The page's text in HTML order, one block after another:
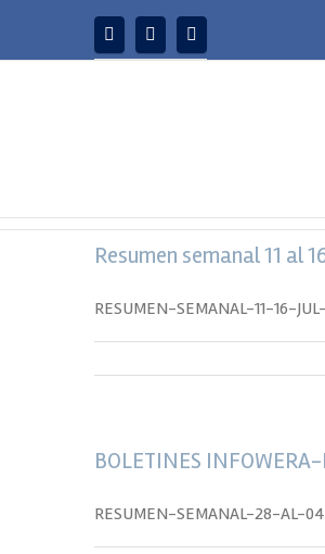
Resumen semanal 11 al
RESUMEN-SEMANAL-11-16-
BOLETINES
RESUMEN-SEMANAL-28-AL-